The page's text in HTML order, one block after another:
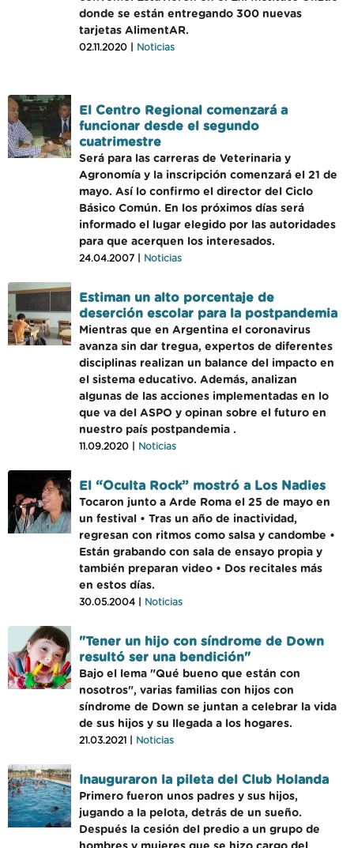
donde se están entregando 300 nuevas
tarjetas AlimentAR.
02.11.2020 | Noticias
El Centro Regional comenzará a
funcionar desde el segundo
cuatrimestre
Será para las carreras de Veterinaria y
Agronomía y la inscripción comenzará el 21 de
mayo. Así lo confirmo el director del Ciclo
Básico Común. En los próximos días será
informado el lugar elegido por las autoridades
para que acerquen los interesados.
24.04.2007 | Noticias
Estiman un alto porcentaje de
deserción escolar para la postpandemia
Mientras que en Argentina el coronavirus
avanza sin dar tregua, expertos de diferentes
disciplinas realizan un balance del impacto en
el sistema educativo. Además, analizan
algunas de las acciones implementadas en lo
que va del ASPO y opinan sobre el futuro en
nuestro país postpandemia .
11.09.2020 | Noticias
El “Oculta Rock” mostró a Los Nadies
Tocaron junto a Arde Roma el 25 de mayo en
un festival • Tras un año de inactividad,
regresan con ritmos como salsa y candombe •
Están grabando con sala de ensayo propia y
también preparan video • Dos recitales más
en estos días.
30.05.2004 | Noticias
"Tener un hijo con síndrome de Down
resultó ser una bendición"
Bajo el lema "Qué bueno que están con
nosotros", varias familias con hijos con
síndrome de Down se juntan a celebrar la vida
de sus hijos y su llegada a los hogares.
21.03.2021 | Noticias
Inauguraron la pileta del Club Holanda
Primero fueron unos padres y sus hijos,
jugando a la pelota, detrás de un sueño.
Después la cesión del predio a un grupo de